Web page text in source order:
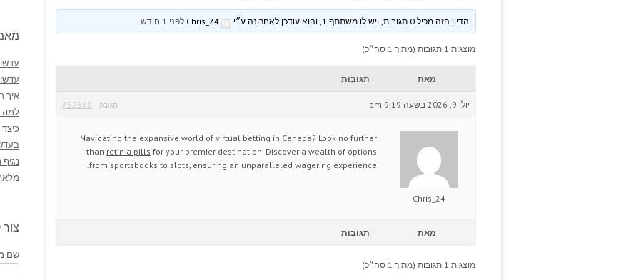
הדיון הזה מכיל 0 תגובות, ויש לו משתתף 1, והוא עודכן לאחרונה ע״י Chris_24 לפני 1 חודש
מוצגות 1 תגובות (מתוך 1 סה״כ)
מאת תגובות
יולי 9, 2026 בשעה 9:19 am #52568 תגובה
Chris_24
Navigating the expansive world of virtual betting in Canada? Look no further
than retin a pills for your premier destination. Discover a wealth of options
from sportsbooks to slots, ensuring an unparalleled wagering experience.
מאת תגובות
מוצגות 1 תגובות (מתוך 1 סה״כ)
איך
למה
שם